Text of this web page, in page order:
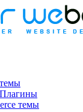
Плагины
темы